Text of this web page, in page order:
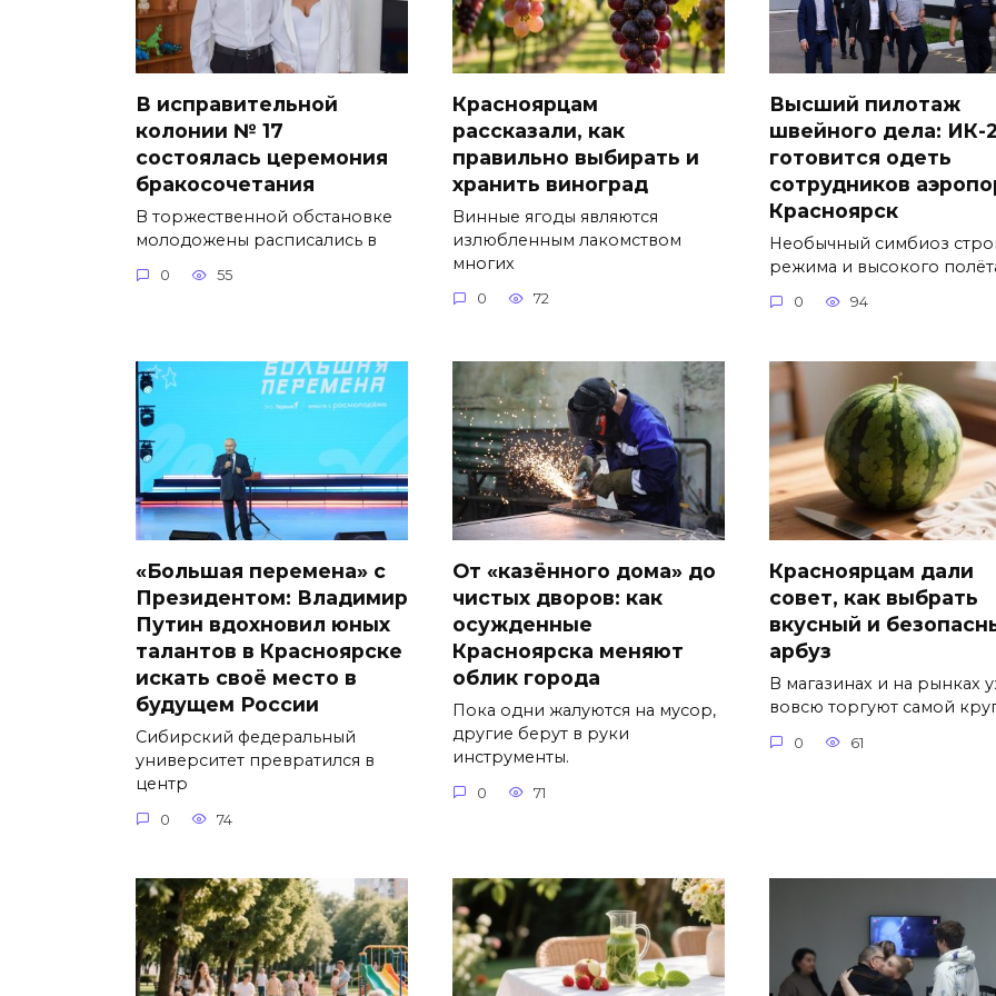
В исправительной
колонии № 17
состоялась церемония
бракосочетания
В торжественной обстановке
молодожены расписались в
0 55
Красноярцам
рассказали, как
правильно выбирать и
хранить виноград
Винные ягоды являются
излюбленным лакомством
многих
0 72
Высший пилотаж
швейного дела: ИК-
готовится одеть
сотрудников
Красноярск
Необычный симбиоз
режима и высокого
0 94
«Большая перемена» с
Президентом: Владимир
Путин вдохновил юных
талантов в Красноярске
искать своё место в
будущем России
Сибирский федеральный
университет превратился в
центр
0 74
От «казённого дома» до
чистых дворов: как
осужденные
Красноярска меняют
облик города
Пока одни жалуются на мусор,
другие берут в руки
инструменты.
0 71
Красноярцам дали
совет, как выбрать
вкусный и
арбуз
В магазинах и на рынках
вовсю торгуют самой
0 61